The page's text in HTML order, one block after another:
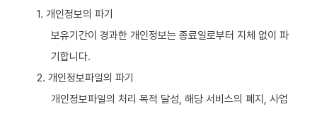
1. 개인정보의 파기
보유기간이 경과한 개인정보는 종료일로부터 지체 없이 파
기합니다.
2. 개인정보파일의 파기
개인정보파일의 처리 목적 달성, 해당 서비스의 폐지, 사업